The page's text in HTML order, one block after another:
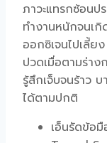
ภาวะแทรกซ้อนป
ทำงานหนักจนเกิ
ออกซิเจนไปเลี้
ปวดเมื่อตามร่า
รู้สึกเจ็บจนร้าว
ได้ตามปกติ
เอ็นรัดข้อ